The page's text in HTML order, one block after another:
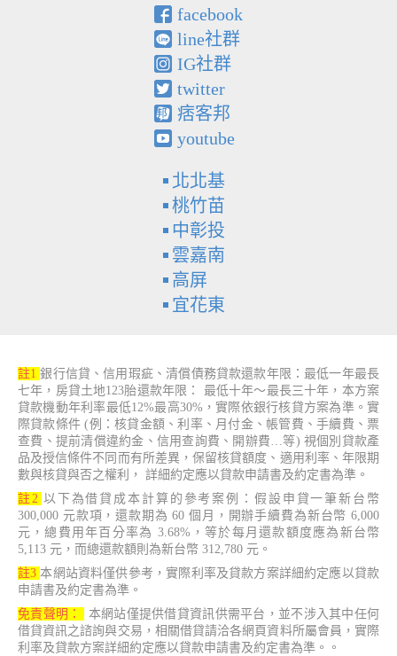
facebook
line社群
IG社群
twitter
痞客邦
youtube
北北基
桃竹苗
中彰投
雲嘉南
高屏
宜花東
註1 銀行信貸、信用瑕疵、清償債務貸款還款年限：最低一年最長
七年，房貸土地123胎還款年限： 最低十年～最長三十年，本方案
貸款機動年利率最低12%最高30%，實際依銀行核貸方案為準。實
際貸款條件 (例：核貸金額、利率、月付金、帳管費、手續費、票
查費、提前清償違約金、信用查詢費、開辦費…等) 視個別貸款產
品及授信條件不同而有所差異，保留核貸額度、適用利率、年限期
數與核貸與否之權利， 詳細約定應以貸款申請書及約定書為準。
註2 以下為借貸成本計算的參考案例：假設申貸一筆新台幣
300,000 元款項，還款期為 60 個月，開辦手續費為新台幣 6,000
元，總費用年百分率為 3.68%，等於每月還款額度應為新台幣
5,113 元，而總還款額則為新台幣 312,780 元。
註3 本網站資料僅供參考，實際利率及貸款方案詳細約定應以貸款
申請書及約定書為準。
免責聲明：
本網站僅提供借貸資訊供需平台，並不涉入其中任何
借貸資訊之諮詢與交易，相關借貸請洽各網頁資料所屬會員，實際
利率及貸款方案詳細約定應以貸款申請書及約定書為準。。